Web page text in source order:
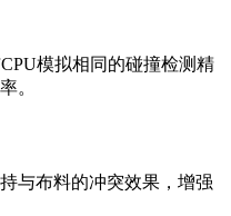
CPU模拟相同的碰撞检测精
。
持与布料的冲突效果，增强